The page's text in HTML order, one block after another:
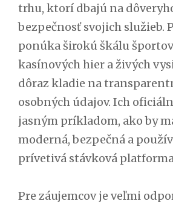
trhu, ktorí dbajú na
bezpečnosť svojich služieb.
ponúka širokú škálu
kasínových hier a živých
dôraz kladie na
osobných údajov. Ich
jasným príkladom, ako by
moderná, bezpečná a
prívetivá stávková
Pre záujemcov je veľmi